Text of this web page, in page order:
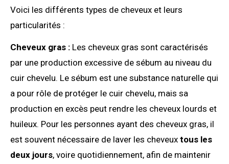
Voici les différents types de cheveux et leurs
particularités :
Cheveux gras :Les cheveux gras sont caractérisés
par une production excessive de sébum au niveau du
cuir chevelu. Le sébum est une substance naturelle qui
a pour rôle de protéger le cuir chevelu, mais sa
production en excès peut rendre les cheveux lourds et
huileux. Pour les personnes ayant des cheveux gras, il
est souvent nécessaire de laver les cheveux tous les
deux jours, voire quotidiennement, afin de maintenir